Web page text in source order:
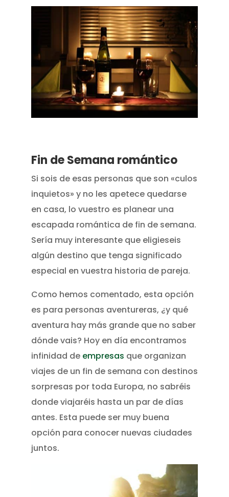
Fin de Semana romántico
Si sois de esas personas que son «culos
inquietos» y no les apetece quedarse
en casa, lo vuestro es planear una
escapada romántica de fin de semana.
Sería muy interesante que eligieseis
algún destino que tenga significado
especial en vuestra historia de pareja.
Como hemos comentado, esta opción
es para personas aventureras, ¿y qué
aventura hay más grande que no saber
dónde vais? Hoy en día encontramos
infinidad de empresas que organizan
viajes de un fin de semana con destinos
sorpresas por toda Europa, no sabréis
donde viajaréis hasta un par de días
antes. Esta puede ser muy buena
opción para conocer nuevas ciudades
juntos.